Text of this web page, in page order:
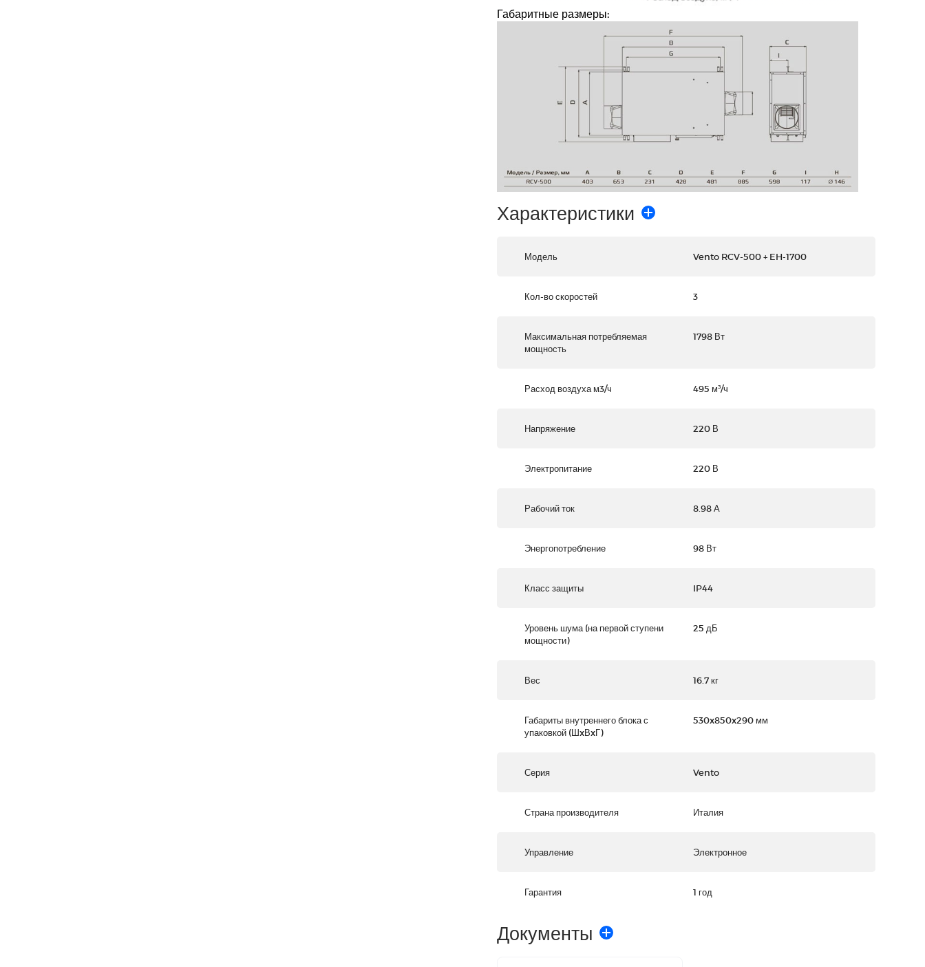
Габаритные размеры:
Характеристики
Модель Vento RCV-500 + EH-1700
Кол-во скоростей 3
Максимальная потребляемая
мощность
1798 Вт
Расход воздуха м3/ч 495 м³/ч
Напряжение 220 В
Электропитание 220 В
Рабочий ток 8.98 А
Энергопотребление 98 Вт
Класс защиты IP44
Уровень шума (на первой ступени
мощности)
25 дБ
Вес 16.7 кг
Габариты внутреннего блока с
упаковкой (ШxВxГ)
530x850x290 мм
Серия Vento
Страна производителя Италия
Управление Электронное
Гарантия 1 год
Документы